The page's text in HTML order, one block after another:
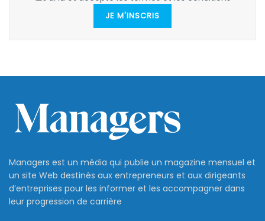
JE M'INSCRIS
Managers est un média qui publie un magazine mensuel et
un site Web destinés aux entrepreneurs et aux dirigeants
d’entreprises pour les informer et les accompagner dans
leur progression de carrière